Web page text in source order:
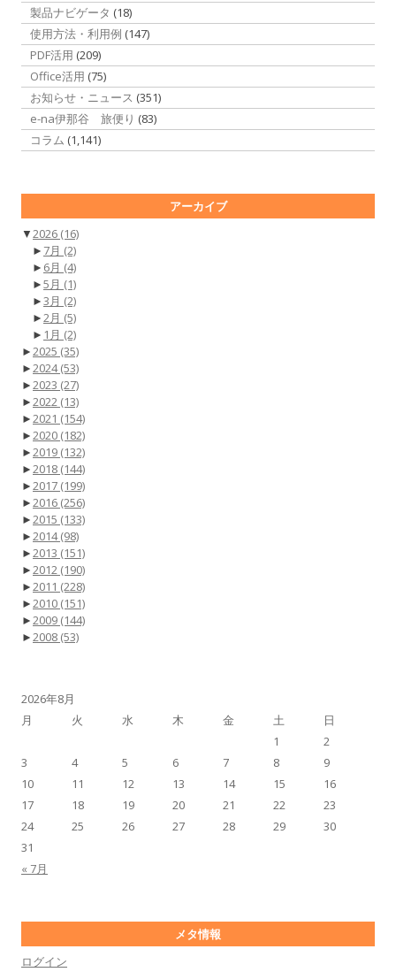
製品ナビゲータ (18)
使用方法・利用例 (147)
PDF活用 (209)
Office活用 (75)
お知らせ・ニュース (351)
e-na伊那谷 旅便り (83)
コラム (1,141)
アーカイブ
▼2026 (16)
► 7月 (2)
► 6月 (4)
►5月 (1)
►3月 (2)
►2月 (5)
► 1月 (2)
►2025 (35)
►2024(53)
►2023 (27)
►2022 (13)
►2021 (154)
►2020 (182)
►2019 (132)
►2018 (144)
►2017 (199)
►2016 (256)
►2015 (133)
►2014(98)
►2013 (151)
►2012 (190)
►2011 (228)
►2010 (151)
►2009 (144)
►2008 (53)
2026年8月
月
火 水 木 金 土 日
« 7月
1
2
3
4 5 6 7 8
9
10
11 12 13 14 15
16
17
18 19 20 21 22
23
24
25 26 27 28 29
30
31
メタ情報
ログイン